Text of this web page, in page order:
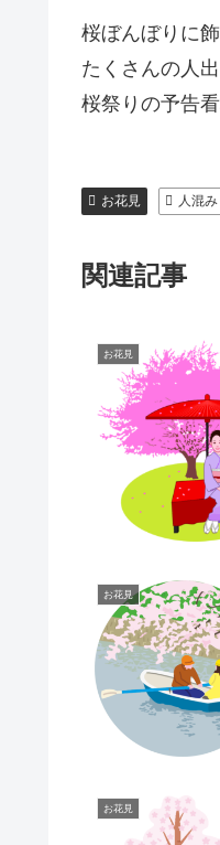
桜ぼんぼりに
たくさんの人
桜祭りの予告
お花見 人混み
関連記事
お花見
お花見
お花見